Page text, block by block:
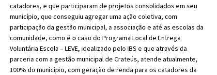
catadores, e que participaram de projetos consolidados em seu
município, que conseguiu agregar uma ação coletiva, com
participação da gestão municipal, a associação e até as escolas da
comunidade, como é o caso do Programa Local de Entrega
Voluntária Escola – LEVE, idealizado pelo IBS e que através da
parceria com a gestão municipal de Crateús, atende atualmente,
100% do município, com geração de renda para os catadores da